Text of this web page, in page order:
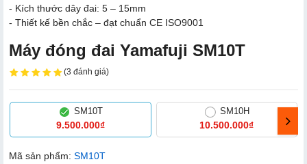
- Kích thước dây đai: 5 – 15mm
- Thiết kế bền chắc – đạt chuẩn CE ISO9001
Máy đóng đai Yamafuji SM10T
(3 đánh giá)
SM10T
9.500.000₫
SM10H
10.500.000₫
Mã sản phẩm: SM10T